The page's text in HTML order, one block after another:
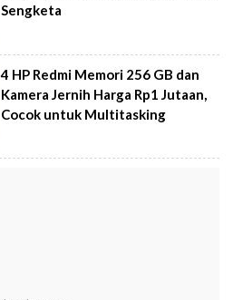
Sengketa
4 HP Redmi Memori 256 GB dan
Kamera Jernih Harga Rp1 Jutaan,
Cocok untuk Multitasking